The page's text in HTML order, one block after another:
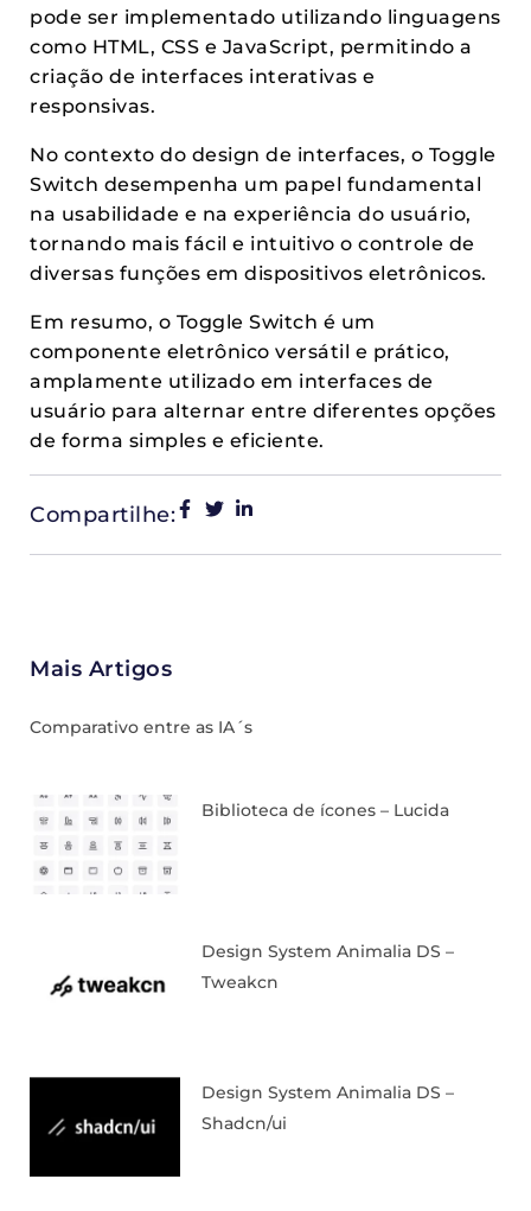
pode ser implementado utilizando linguagens
como HTML, CSS e JavaScript, permitindo a
criação de interfaces interativas e
responsivas.
No contexto do design de interfaces, o Toggle
Switch desempenha um papel fundamental
na usabilidade e na experiência do usuário,
tornando mais fácil e intuitivo o controle de
diversas funções em dispositivos eletrônicos.
Em resumo, o Toggle Switch é um
componente eletrônico versátil e prático,
amplamente utilizado em interfaces de
usuário para alternar entre diferentes opções
de forma simples e eficiente.
Compartilhe:
Mais Artigos
Comparativo entre as IA´s
Biblioteca de ícones – Lucida
Design System Animalia DS –
Tweakcn
Design System Animalia DS –
Shadcn/ui